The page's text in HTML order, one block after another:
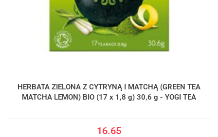
HERBATA ZIELONA Z CYTRYNĄ I MATCHĄ (GREEN TEA
MATCHA LEMON) BIO (17 x 1,8 g) 30,6 g - YOGI TEA
16.65